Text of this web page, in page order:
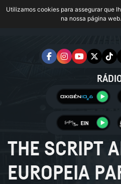
THE SCRIPT
EUROPEIA
Utilizamos cookies para assegurar que
na nossa página web.